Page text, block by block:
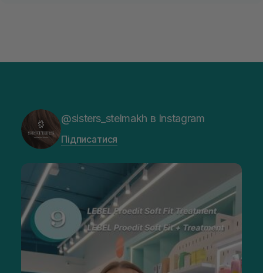
@sisters_stelmakh в Instagram
Підписатися